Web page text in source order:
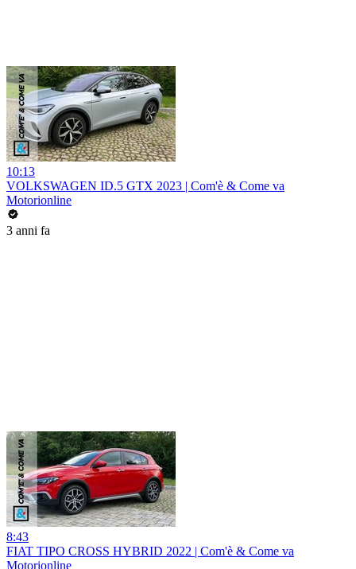
10:13
VOLKSWAGEN ID.5 GTX 2023 | Com'è & Come va
Motorionline
3 anni fa
8:43
FIAT TIPO CROSS HYBRID 2022 | Com'è & Come va
Motorionline